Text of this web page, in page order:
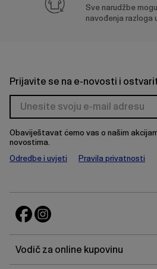
Sve narudžbe
navođenja razloga
Prijavite se na e-novosti i
Obaviještavat ćemo vas o našim
novostima.
Odredbe i uvjeti
Pravila privatnosti
Vodič za online kupovinu